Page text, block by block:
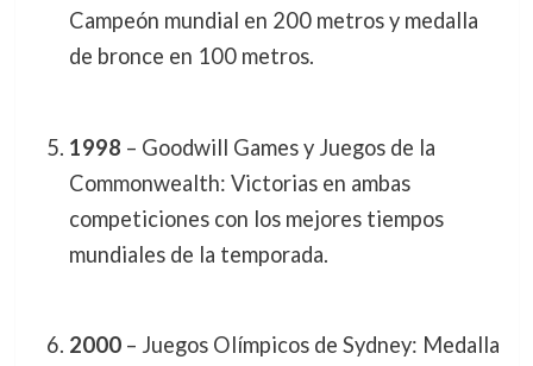
Campeón mundial en 200 metros y medalla
de bronce en 100 metros.
1998 – Goodwill Games y Juegos de la
Commonwealth: Victorias en ambas
competiciones con los mejores tiempos
mundiales de la temporada.
2000– Juegos Olímpicos de Sydney: Medalla